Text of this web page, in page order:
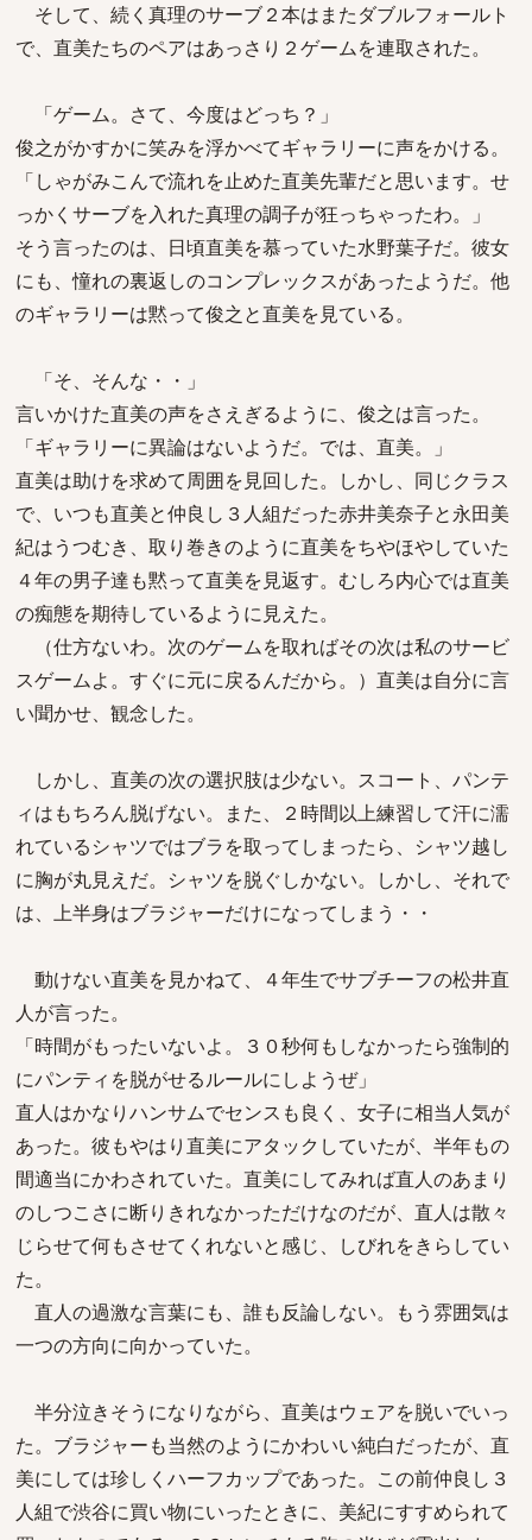
そして、続く真理のサーブ２本はまたダブルフォールト
で、直美たちのペアはあっさり２ゲームを連取された。
「ゲーム。さて、今度はどっち？」
俊之がかすかに笑みを浮かべてギャラリーに声をかける。
「しゃがみこんで流れを止めた直美先輩だと思います。せ
っかくサーブを入れた真理の調子が狂っちゃったわ。」
そう言ったのは、日頃直美を慕っていた水野葉子だ。彼女
にも、憧れの裏返しのコンプレックスがあったようだ。他
のギャラリーは黙って俊之と直美を見ている。
「そ、そんな・・」
言いかけた直美の声をさえぎるように、俊之は言った。
「ギャラリーに異論はないようだ。では、直美。」
直美は助けを求めて周囲を見回した。しかし、同じクラス
で、いつも直美と仲良し３人組だった赤井美奈子と永田美
紀はうつむき、取り巻きのように直美をちやほやしていた
４年の男子達も黙って直美を見返す。むしろ内心では直美
の痴態を期待しているように見えた。
（仕方ないわ。次のゲームを取ればその次は私のサービ
スゲームよ。すぐに元に戻るんだから。）直美は自分に言
い聞かせ、観念した。
しかし、直美の次の選択肢は少ない。スコート、パンテ
ィはもちろん脱げない。また、２時間以上練習して汗に濡
れているシャツではブラを取ってしまったら、シャツ越し
に胸が丸見えだ。シャツを脱ぐしかない。しかし、それで
は、上半身はブラジャーだけになってしまう・・
動けない直美を見かねて、４年生でサブチーフの松井直
人が言った。
「時間がもったいないよ。３０秒何もしなかったら強制的
にパンティを脱がせるルールにしようぜ」
直人はかなりハンサムでセンスも良く、女子に相当人気が
あった。彼もやはり直美にアタックしていたが、半年もの
間適当にかわされていた。直美にしてみれば直人のあまり
のしつこさに断りきれなかっただけなのだが、直人は散々
じらせて何もさせてくれないと感じ、しびれをきらしてい
た。
直人の過激な言葉にも、誰も反論しない。もう雰囲気は
一つの方向に向かっていた。
半分泣きそうになりながら、直美はウェアを脱いでいっ
た。ブラジャーも当然のようにかわいい純白だったが、直
美にしては珍しくハーフカップであった。この前仲良し３
人組で渋谷に買い物にいったときに、美紀にすすめられて